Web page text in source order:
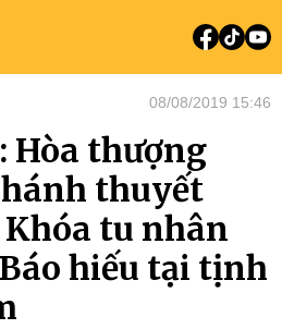
08/08/2019 15:46
Hòa thượng
thuyết
tu nhân
hiếu tại tịnh